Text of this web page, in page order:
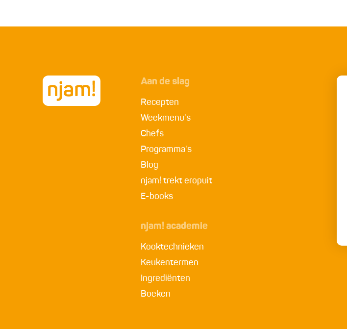
Aan de slag
Recepten
Weekmenu's
Chefs
Programma's
Blog
njam! trekt eropuit
E-books
njam! academie
Kooktechnieken
Keukentermen
Ingrediënten
Boeken